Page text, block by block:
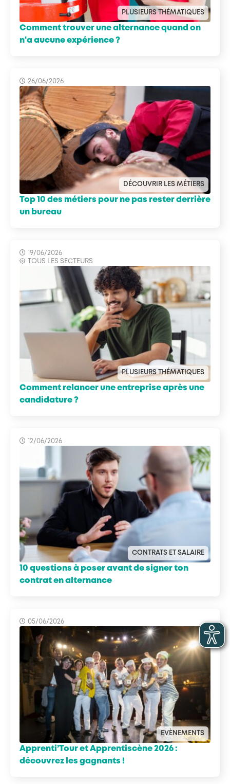
PLUSIEURS THÉMATIQUES
Comment trouver une alternance quand on
n'a aucune expérience ?
26/06/2026
DÉCOUVRIR LES MÉTIERS
Top 10 des métiers pour ne pas rester derrière
un bureau
19/06/2026
TOUS LES SECTEURS
PLUSIEURS THÉMATIQUES
Comment relancer une entreprise après une
candidature ?
12/06/2026
CONTRATS ET SALAIRE
10 questions à poser avant de signer ton
contrat en alternance
05/06/2026
EVÈNEMENTS
Apprenti’Tour et Apprentiscène 2026 :
découvrez les gagnants !